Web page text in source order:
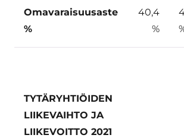
Omavaraisuusaste
%
40,4
%
TYTÄRYHTIÖIDEN
LIIKEVAIHTO JA
LIIKEVOITTO 2021